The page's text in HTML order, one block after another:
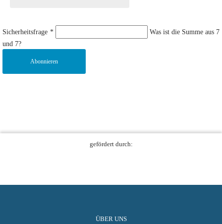
Sicherheitsfrage *
Was ist die Summe aus 7
und 7?
Abonnieren
gefördert durch:
ÜBER UNS